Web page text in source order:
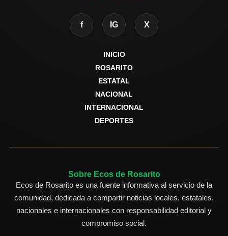
f IG X
INICIO
ROSARITO
ESTATAL
NACIONAL
INTERNACIONAL
DEPORTES
Sobre Ecos de Rosarito
Ecos de Rosarito es una fuente informativa al servicio de la
comunidad, dedicada a compartir noticias locales, estatales,
nacionales e internacionales con responsabilidad editorial y
compromiso social.